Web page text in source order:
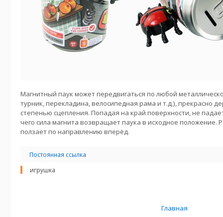
Магнитный паук может передвигаться по любой
турник, перекладина, велосипедная рама и т.д.), прекрасно
степенью сцепления. Попадая на край поверхности, не
чего сила магнита возвращает паука в исходное положение.
ползает по направлению вперёд.
Постоянная ссылка
игрушка
Главная